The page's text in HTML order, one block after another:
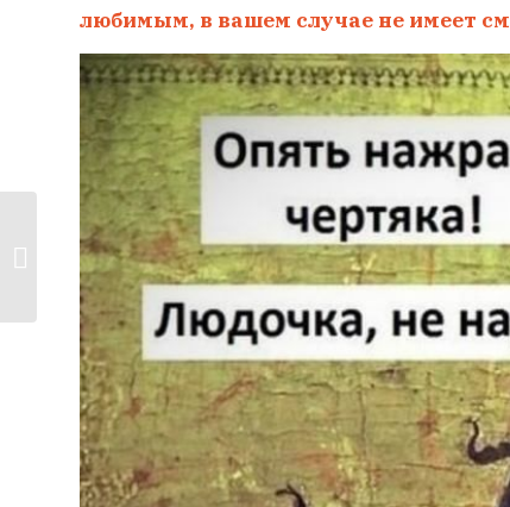
любимым, в вашем случае не имеет
Тыквенный суп-
пюре со сливками —
рецепт с...